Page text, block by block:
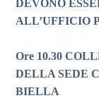
DEVONO
ALL’UFFICIO
Ore 10.30
DELLA SEDE
BIELLA